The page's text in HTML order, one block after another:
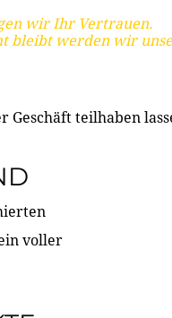
wir Ihr Vertrauen.
bleibt werden wir
Geschäft teilhaben
voller